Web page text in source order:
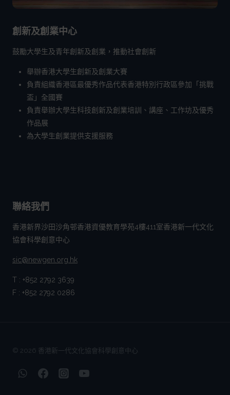
創新及創業中心
鼓勵大學生及青年創新及創業，推動社會創新
舉辦香港大學生創新及創業大賽
負責組織香港區最優秀作品代表香港特別行政區參加「挑戰
盃」全國賽
負責舉辦大學生科技創新及創業培訓、講座、工作坊及優秀
作品展
為大學生創業提供支援服務
聯絡我們
香港新界沙田沙角邨香港資優教育學苑4樓411室香港新一代文化
協會科學創意中心
sic@newgen.org.hk
T : +852 2792 3639
F : +852 2792 0286
© 2026 香港新一代文化協會科學創意中心